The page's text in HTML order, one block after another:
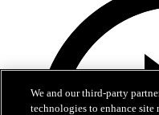
We and our third-party
technologies to enhance site